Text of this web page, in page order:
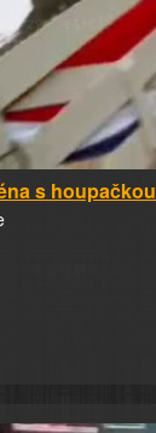
s houpačkou